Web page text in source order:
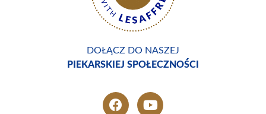
DOŁĄCZ DO NASZEJ
PIEKARSKIEJ SPOŁECZNOŚCI